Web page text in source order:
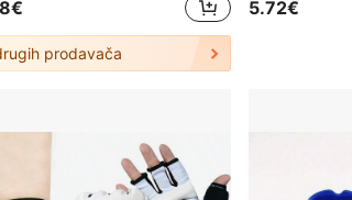
prodavača
5.72€